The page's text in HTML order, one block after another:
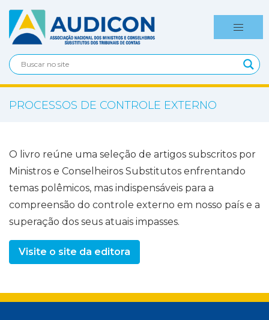
PROCESSOS DE CONTROLE EXTERNO
O livro reúne uma seleção de artigos subscritos por
Ministros e Conselheiros Substitutos enfrentando
temas polêmicos, mas indispensáveis para a
compreensão do controle externo em nosso país e a
superação dos seus atuais impasses.
Visite o site da editora